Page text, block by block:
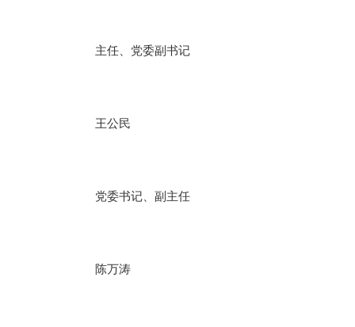
主任、党委副书记
王公民
党委书记、副主任
陈万涛